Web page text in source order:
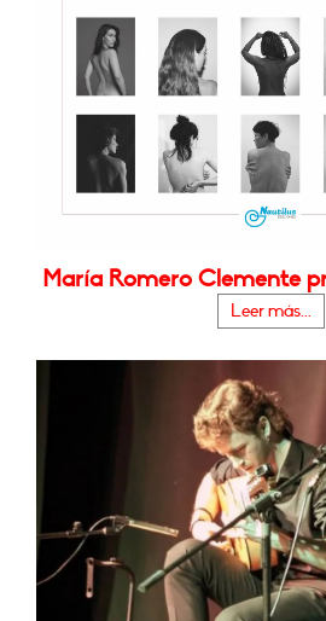
María Romero Clemente
Leer más...